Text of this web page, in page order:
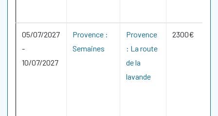
05/07/2027
-
10/07/2027
Provence :
Semaines
Provence
: La route
de la
lavande
2300€